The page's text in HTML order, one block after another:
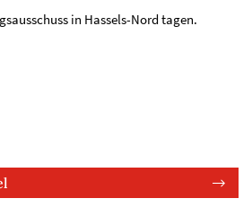
in Hassels-Nord tagen.